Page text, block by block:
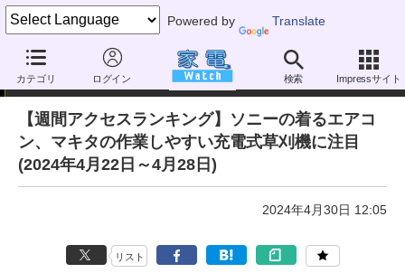
Powered by Translate
カテゴリ ログイン 検索 Impressサイト
アクセスランキング
【週間アクセスランキング】ソニーの着るエアコ
ン、マキタの作業しやすい充電式草刈機に注目
(2024年4月22日～4月28日)
2024年4月30日 12:05
リスト